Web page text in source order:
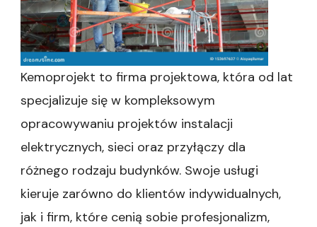
Kemoprojekt to firma projektowa, która od lat
specjalizuje się w kompleksowym
opracowywaniu projektów instalacji
elektrycznych, sieci oraz przyłączy dla
różnego rodzaju budynków. Swoje usługi
kieruje zarówno do klientów indywidualnych,
jak i firm, które cenią sobie profesjonalizm,